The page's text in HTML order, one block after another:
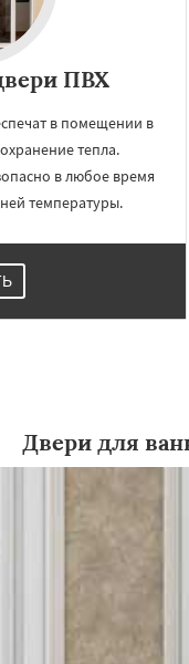
Электросталь
Андреево
Большие Вяземы
Восход
Запрудная
Измайлово
Лесной
Некрасовское
Правдинский
ПВХ
в помещении в
тепла.
в любое время
температуры.
Двери для